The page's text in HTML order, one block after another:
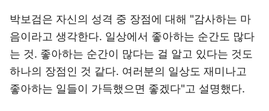
박보검은 자신의 성격 중 장점에 대해 "감사하는 마
음이라고 생각한다. 일상에서 좋아하는 순간도 많다
는 것. 좋아하는 순간이 많다는 걸 알고 있다는 것도
하나의 장점인 것 같다. 여러분의 일상도 재미나고
좋아하는 일들이 가득했으면 좋겠다"고 설명했다.